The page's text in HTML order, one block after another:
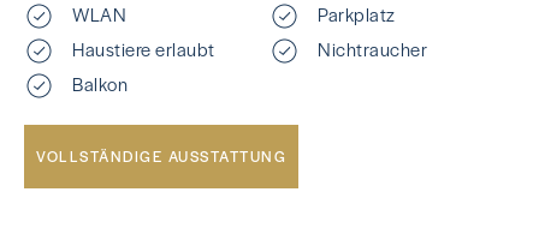
WLAN
Parkplatz
Haustiere erlaubt
Nichtraucher
Balkon
VOLLSTÄNDIGE AUSSTATTUNG